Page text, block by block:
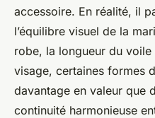
accessoire. En réalité, il
l’équilibre visuel de la
robe, la longueur du
visage, certaines formes
davantage en valeur que
continuité harmonieuse